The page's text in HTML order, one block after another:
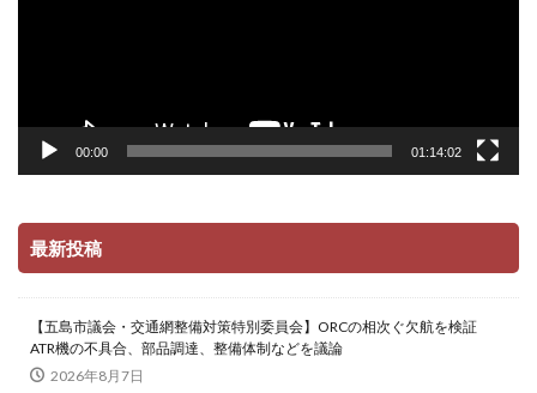
00:00 01:14:02
最新投稿
【五島市議会・交通網整備対策特別委員会】ORCの相次ぐ欠航を検証
ATR機の不具合、部品調達、整備体制などを議論
2026年8月7日